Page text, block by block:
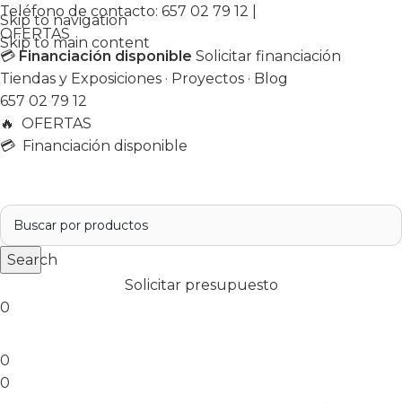
Skip to navigation
Skip to main content
Teléfono de contacto: 657 02 79 12
OFERTAS
💳 Financiación disponible Solicitar financiación
Tiendas y Exposiciones · Proyectos · Blog
657 02 79 12
🔥 OFERTAS
💳 Financiación disponible
Search
Solicitar presupuesto
0
0
0